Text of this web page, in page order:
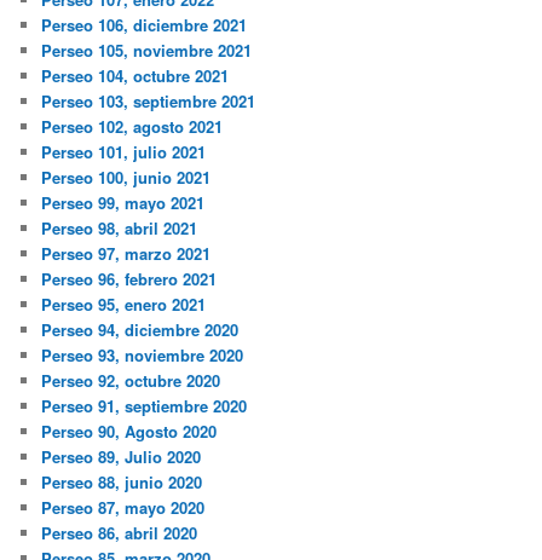
Perseo 106, diciembre 2021
Perseo 105, noviembre 2021
Perseo 104, octubre 2021
Perseo 103, septiembre 2021
Perseo 102, agosto 2021
Perseo 101, julio 2021
Perseo 100, junio 2021
Perseo 99, mayo 2021
Perseo 98, abril 2021
Perseo 97, marzo 2021
Perseo 96, febrero 2021
Perseo 95, enero 2021
Perseo 94, diciembre 2020
Perseo 93, noviembre 2020
Perseo 92, octubre 2020
Perseo 91, septiembre 2020
Perseo 90, Agosto 2020
Perseo 89, Julio 2020
Perseo 88, junio 2020
Perseo 87, mayo 2020
Perseo 86, abril 2020